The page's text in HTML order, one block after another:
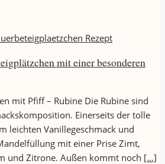
mit einer besonderen
mit Pfiff – Rubine Die Rubine sind
Einerseits der tolle
leichten Vanillegeschmack und
mit einer Prise Zimt,
und Zitrone. Außen kommt noch […]